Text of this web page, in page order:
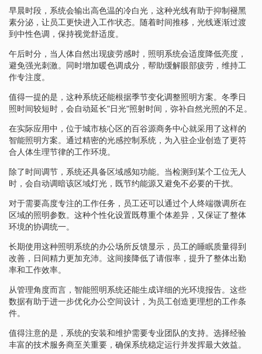
早晨时段，系统会输出高色温的冷白光，这种光线有助于抑制褪黑
素分泌，让员工更快进入工作状态。随着时间推移，光线逐渐过渡
到中性色调，保持视觉舒适度。
午后时分，当人体自然出现疲劳感时，照明系统会适度降低亮度，
避免强光刺激。同时增加暖色调成分，帮助缓解眼部疲劳，维持工
作专注度。
值得一提的是，这种系统还能根据季节变化调整照明方案。冬季日
照时间较短时，会自动延长"日光"照射时间，弥补自然光照的不足。
在实际应用中，位于城市核心区的百谷源商务中心就采用了这样的
智能照明方案。通过精密的光感控制系统，为入驻企业创造了更符
合人体生理节律的工作环境。
除了时间调节，系统还具备区域感知功能。当检测到某个工位无人
时，会自动调暗该区域灯光，既节约能源又避免不必要的干扰。
对于需要高度专注的工作任务，员工还可以通过个人终端微调所在
区域的照明参数。这种个性化设置既尊重个体差异，又保证了整体
环境的协调统一。
长期使用这种照明系统的办公场所反馈显示，员工的睡眠质量得到
改善，日间精力更加充沛。这间接降低了请假率，提升了整体出勤
率和工作效率。
从管理角度而言，智能照明系统还能生成详细的光环境报告。这些
数据有助于进一步优化办公空间设计，为员工创造更理想的工作条
件。
值得注意的是，系统的安装和维护需要专业团队的支持。选择经验
丰富的技术服务商至关重要，确保系统稳定运行并发挥最大效益。